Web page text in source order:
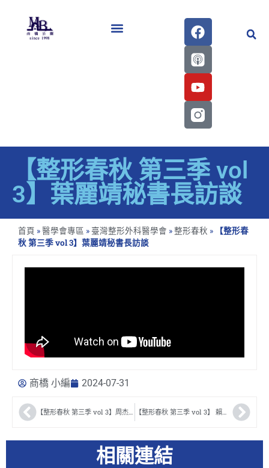
【整形春秋 第三季 vol
3】葉麗靖秘書長訪談
首頁 »醫學會專區 » 臺灣整形外科醫學會 »整形春秋 »
【整形春
秋 第三季 vol 3】葉麗靖秘書長訪談
商橋 小編 2024-07-31
【整形春秋 第三季 vol 3】周杰醫師訪談 【整形春秋 第三季 vol 3】 賴昕隄醫師訪談
相關連結